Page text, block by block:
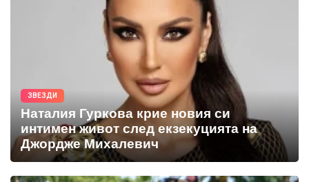
ЗВЕЗДИ
Наталия Гуркова крие новия си
интимен живот след екзекуцията на
Джордже Михалевич